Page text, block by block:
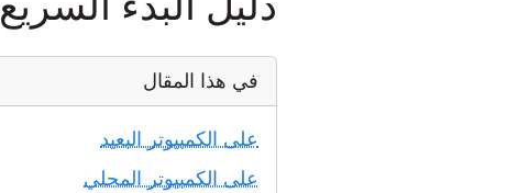
في هذا المقال
على الكمبيوتر البعيد
على الكمبيوتر المحلي